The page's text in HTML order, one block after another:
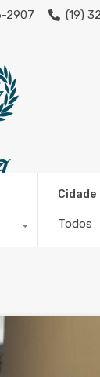
2907 (19)
Cidade
Todos